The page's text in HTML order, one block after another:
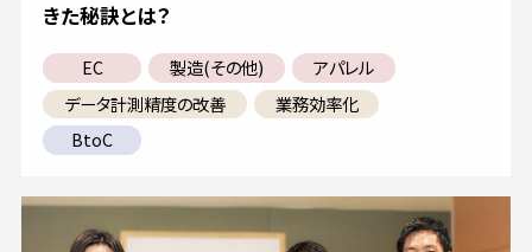
きた秘訣とは？
EC 製造(その他)
アパレル
データ計測精度の改善
業務効率化
BtoC